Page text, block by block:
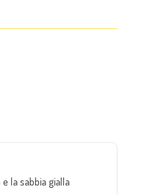
la sabbia gialla